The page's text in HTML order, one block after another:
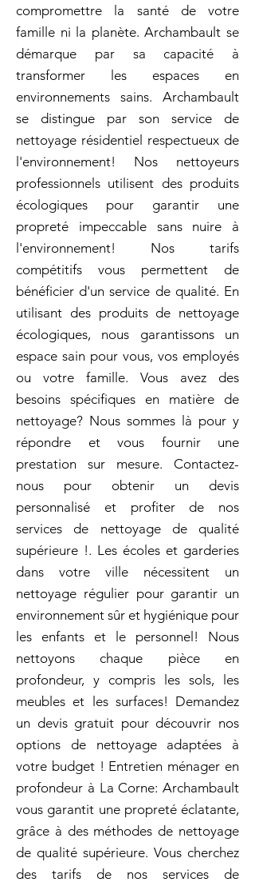
compromettre la santé de votre
famille ni la planète. Archambault se
démarque par sa capacité à
transformer les espaces en
environnements sains. Archambault
se distingue par son service de
nettoyage résidentiel respectueux de
l'environnement! Nos nettoyeurs
professionnels utilisent des produits
écologiques pour garantir une
propreté impeccable sans nuire à
l'environnement! Nos tarifs
compétitifs vous permettent de
bénéficier d'un service de qualité. En
utilisant des produits de nettoyage
écologiques, nous garantissons un
espace sain pour vous, vos employés
ou votre famille. Vous avez des
besoins spécifiques en matière de
nettoyage? Nous sommes là pour y
répondre et vous fournir une
prestation sur mesure. Contactez-
nous pour obtenir un devis
personnalisé et profiter de nos
services de nettoyage de qualité
supérieure !. Les écoles et garderies
dans votre ville nécessitent un
nettoyage régulier pour garantir un
environnement sûr et hygiénique pour
les enfants et le personnel! Nous
nettoyons chaque pièce en
profondeur, y compris les sols, les
meubles et les surfaces! Demandez
un devis gratuit pour découvrir nos
options de nettoyage adaptées à
votre budget ! Entretien ménager en
profondeur à La Corne: Archambault
vous garantit une propreté éclatante,
grâce à des méthodes de nettoyage
de qualité supérieure. Vous cherchez
des tarifs de nos services de